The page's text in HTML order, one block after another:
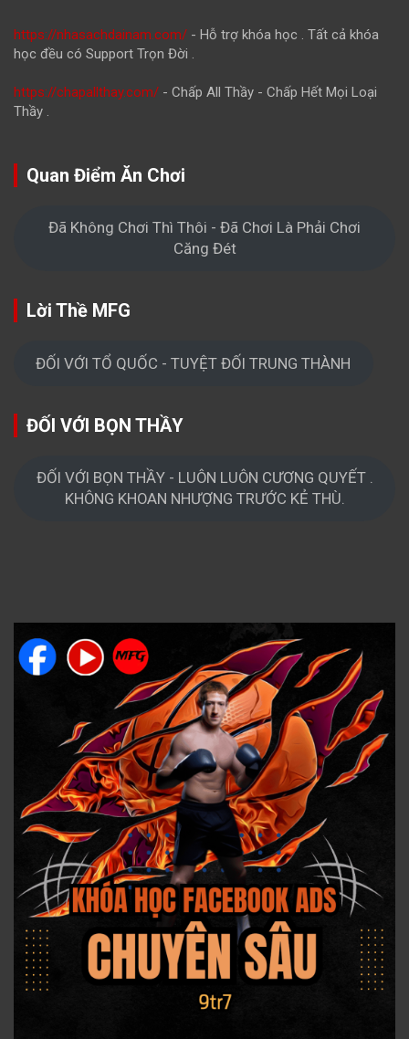
https://nhasachdainam.com/ - Hỗ trợ khóa học . Tất cả khóa
học đều có Support Trọn Đời .
https://chapallthay.com/ - Chấp All Thầy - Chấp Hết Mọi Loại
Thầy .
Quan Điểm Ăn Chơi
Đã Không Chơi Thì Thôi - Đã Chơi Là Phải Chơi
Căng Đét
Lời Thề MFG
ĐỐI VỚI TỔ QUỐC - TUYỆT ĐỐI TRUNG THÀNH
ĐỐI VỚI BỌN THẦY
ĐỐI VỚI BỌN THẦY - LUÔN LUÔN CƯƠNG QUYẾT .
KHÔNG KHOAN NHƯỢNG TRƯỚC KẺ THÙ.